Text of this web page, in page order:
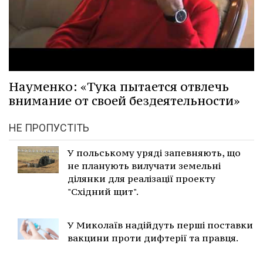
Науменко: «Тука пытается отвлечь
внимание от своей бездеятельности»
НЕ ПРОПУСТІТЬ
У польському уряді запевняють, що
не планують вилучати земельні
ділянки для реалізації проекту
"Східний щит".
У Миколаїв надійдуть перші поставки
вакцини проти дифтерії та правця.